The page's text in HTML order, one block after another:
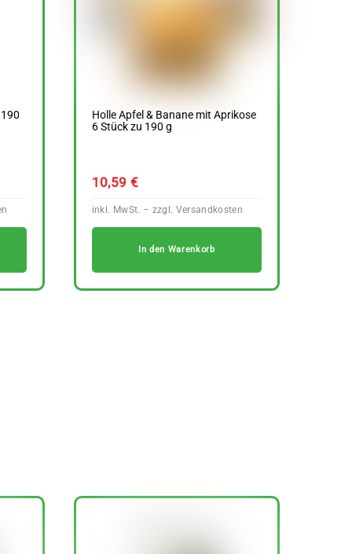
Holle Apfel & Banane mit Aprikose
6 Stück zu 190 g
10,59 €
In den Warenkorb